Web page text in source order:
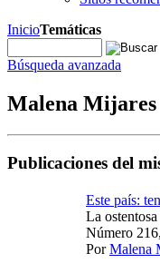
InicioTemáticas
Búsqueda avanzada
Malena Mijares
Publicaciones del
Este país:
La
Número
PorMalena